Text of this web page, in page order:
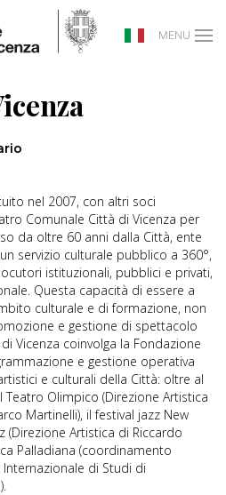
MENU
nel 2007, con altri soci
Comunale Città di Vicenza per
da oltre 60 anni dalla Città, ente
servizio culturale pubblico a 360°,
istituzionali, pubblici e privati,
Questa capacità di essere a
culturale e di formazione, non
e gestione di spettacolo
Vicenza coinvolga la Fondazione
e gestione operativa
e culturali della Città: oltre al
Teatro Olimpico (Direzione Artistica
Martinelli), il festival jazz New
(Direzione Artistica di Riccardo
Palladiana (coordinamento
Internazionale di Studi di